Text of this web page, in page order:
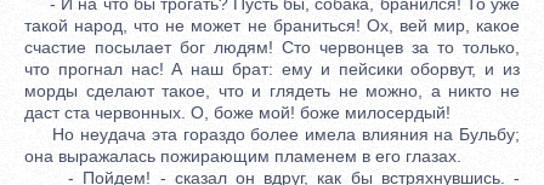
такой народ, что не может не браниться! Ох, вей мир, какое
счастие посылает бог людям! Сто червонцев за то только,
что прогнал нас! А наш брат: ему и пейсики оборвут, и из
морды сделают такое, что и глядеть не можно, а никто не
даст ста червонных. О, боже мой! боже милосердый!
Но неудача эта гораздо более имела влияния на Бульбу;
она выражалась пожирающим пламенем в его глазах.
- Пойдем! - сказал он вдруг, как бы встряхнувшись. -